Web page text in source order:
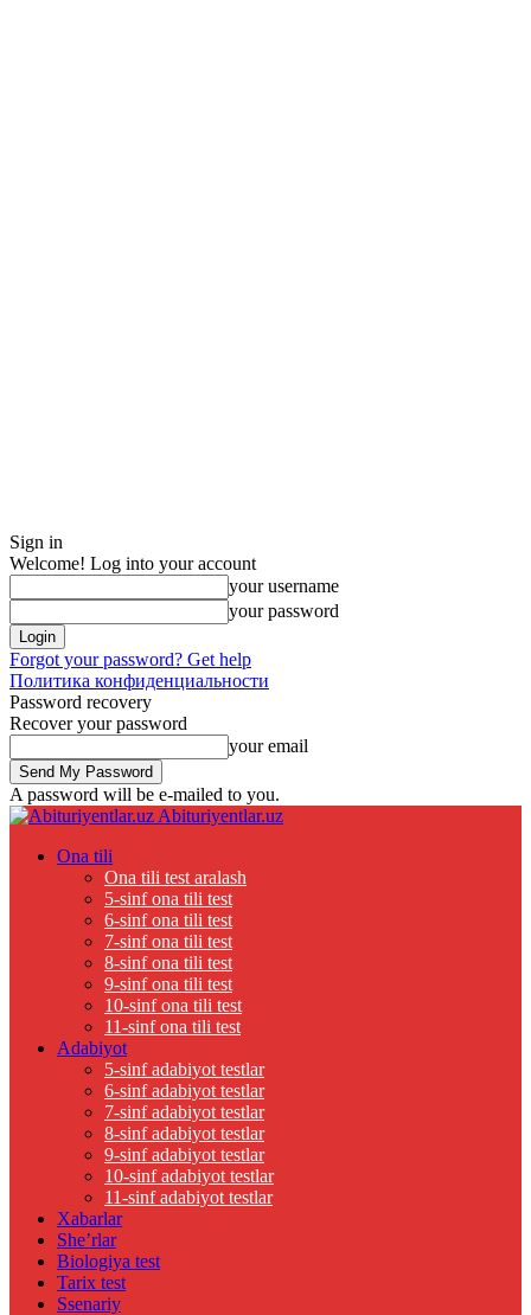
Sign in
Welcome! Log into your account
your username
your password
Forgot your password? Get help
Политика конфиденциальности
Password recovery
Recover your password
your email
A password will be e-mailed to you.
Abituriyentlar.uz
Ona tili
Ona tili test aralash
5-sinf ona tili test
6-sinf ona tili test
7-sinf ona tili test
8-sinf ona tili test
9-sinf ona tili test
10-sinf ona tili test
11-sinf ona tili test
Adabiyot
5-sinf adabiyot testlar
6-sinf adabiyot testlar
7-sinf adabiyot testlar
8-sinf adabiyot testlar
9-sinf adabiyot testlar
10-sinf adabiyot testlar
11-sinf adabiyot testlar
Xabarlar
She’rlar
Biologiya test
Tarix test
Ssenariy